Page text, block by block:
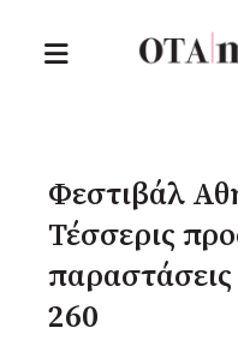
Φεστιβάλ
Τέσσερις
260